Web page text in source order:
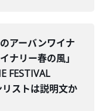
アーバンワイナ
ナリー春の風」
FESTIVAL
ストは説明文か